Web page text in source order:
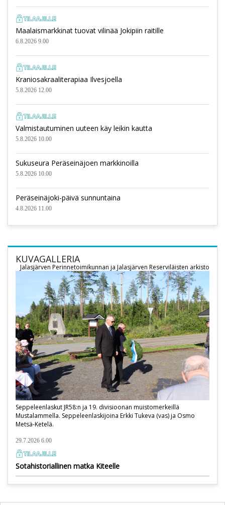
Maalaismarkkinat tuovat vilinää Jokipiin raitille
6.8.2026 9.00
Kraniosakraaliterapiaa Ilvesjoella
5.8.2026 12.00
Valmistautuminen uuteen käy leikin kautta
5.8.2026 10.00
Sukuseura Peräseinäjoen markkinoilla
5.8.2026 10.00
Peräseinäjoki-päivä sunnuntaina
4.8.2026 11.00
KUVAGALLERIA
Seppeleenlaskut JR58:n ja 19. divisioonan muistomerkeillä
Mustalammella. Seppeleenlaskijoina Erkki Tukeva (vas) ja Osmo
Metsä-Ketelä.
Jalasjärven Perinnetoimikunnan ja Jalasjärven Reserviläisten arkisto
29.7.2026 6.00
Sotahistoriallinen matka Kiteelle